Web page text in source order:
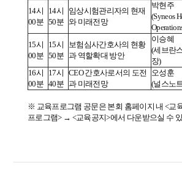
14시
00분
14시
50분
임상시험관리자의 현재
와 미래전망
박현주
(Syneos
15시
00분
15시
50분
보험심사간호사의 현황
과 역할확대 방안
이승혜
(세브란
장)
16시
00분
17시
40분
CEO 간호사로서의 도전
과 미래전망
오성훈
(널스노
※ 교육프로그램 공문은 본회 홈페이지 내 <교
프로그램> → <교육공지>에서 다운받으실 수